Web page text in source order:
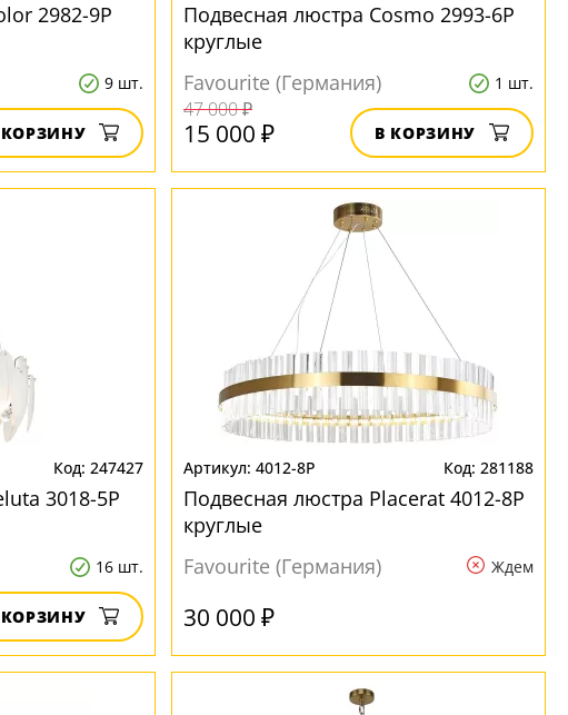
2982-9P
9 шт.
КОРЗИНУ
Подвесная люстра Cosmo 2993-6P
круглые
Favourite (Германия)
1 шт.
47 000 ₽
15 000 ₽ В КОРЗИНУ
247427
3018-5P
16 шт.
КОРЗИНУ
4012-8P 281188
Подвесная люстра Placerat 4012-8P
круглые
Favourite (Германия)
Ждем
30 000 ₽